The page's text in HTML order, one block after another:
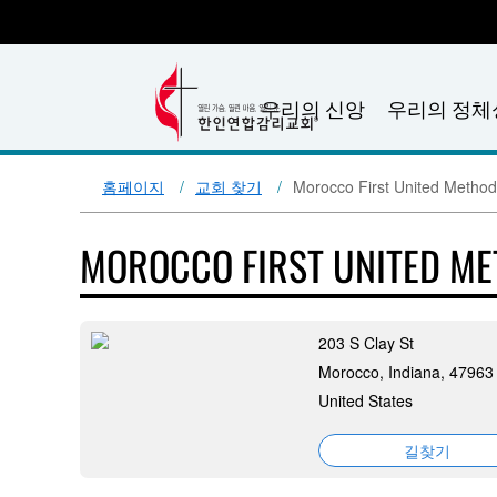
우리의 신앙 우리의 정체
홈페이지 교회 찾기 Morocco First United
MOROCCO FIRST UNITED
203 S Clay St
Morocco, Indiana, 47963
United States
길찾기